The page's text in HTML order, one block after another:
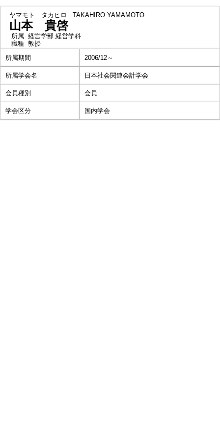
ヤマモト タカヒロ TAKAHIRO YAMAMOTO
山本 貴啓
所属 経営学部 経営学科
職種 教授
所属期間
2006/12～
所属学会名 日本社会関連会計学会
会員種別 会員
学会区分 国内学会